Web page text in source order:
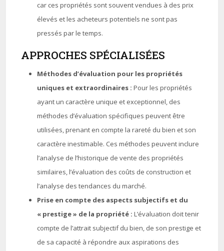
car ces propriétés sont souvent vendues à des prix
élevés et les acheteurs potentiels ne sont pas
pressés par le temps.
APPROCHES SPÉCIALISÉES
Méthodes d’évaluation pour les propriétés
uniques et extraordinaires : Pour les propriétés
ayant un caractère unique et exceptionnel, des
méthodes d’évaluation spécifiques peuvent être
utilisées, prenant en compte la rareté du bien et son
caractère inestimable. Ces méthodes peuvent inclure
l’analyse de l’historique de vente des propriétés
similaires, l’évaluation des coûts de construction et
l’analyse des tendances du marché.
Prise en compte des aspects subjectifs et du
« prestige » de la propriété : L’évaluation doit tenir
compte de l’attrait subjectif du bien, de son prestige et
de sa capacité à répondre aux aspirations des